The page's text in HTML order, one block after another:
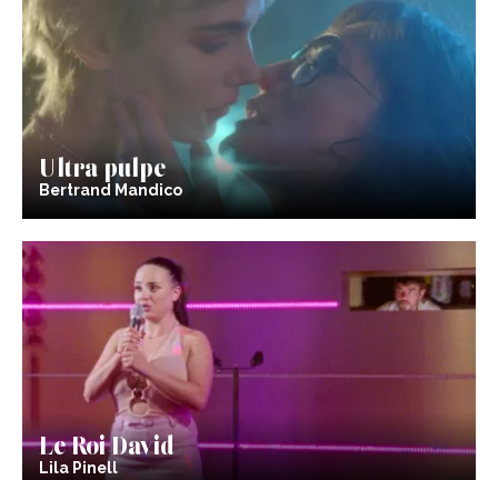
Ultra pulpe
Bertrand Mandico
Le Roi David
Lila Pinell